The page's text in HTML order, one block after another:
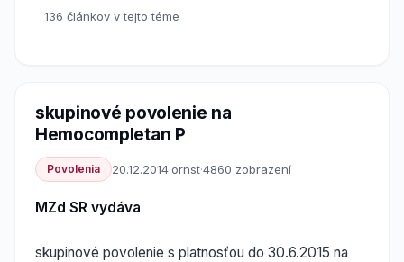
136 článkov v tejto téme
skupinové povolenie na
Hemocompletan P
Povolenia 20.12.2014·ornst·4860 zobrazení
MZd SR vydáva
skupinové povolenie s platnosťou do 30.6.2015 na